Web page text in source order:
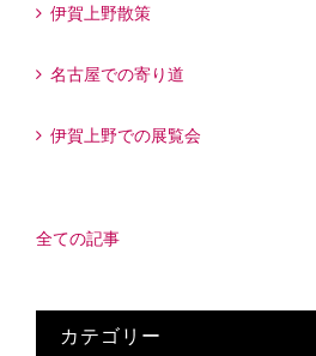
伊賀上野散策
名古屋での寄り道
伊賀上野での展覧会
全ての記事
カテゴリー